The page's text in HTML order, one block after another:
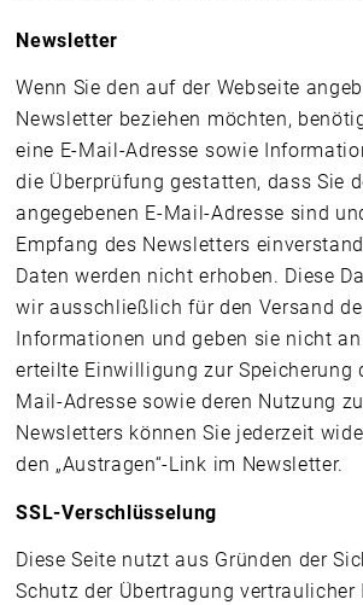
Newsletter
Wenn Sie den auf der Webseite
Newsletter beziehen möchten,
eine E-Mail-Adresse sowie
die Überprüfung gestatten, dass Sie
angegebenen E-Mail-Adresse sind
Empfang des Newsletters
Daten werden nicht erhoben. Diese
wir ausschließlich für den Versand
Informationen und geben sie nicht
erteilte Einwilligung zur Speicherung
Mail-Adresse sowie deren Nutzung
Newsletters können Sie jederzeit
den „Austragen“-Link im Newsletter.
SSL-Verschlüsselung
Diese Seite nutzt aus Gründen der
Schutz der Übertragung vertraulicher